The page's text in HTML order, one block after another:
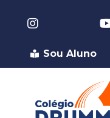
Sou Aluno